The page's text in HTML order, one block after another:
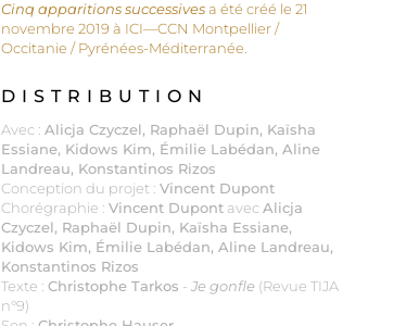
Cinq apparitions successives a été créé le 21
novembre 2019 à ICI—CCN Montpellier /
Occitanie / Pyrénées-Méditerranée.
DISTRIBUTION
Avec :Alicja Czyczel, Raphaël Dupin, Kaïsha
Essiane, Kidows Kim, Émilie Labédan, Aline
Landreau, Konstantinos Rizos
Conception du projet :Vincent Dupont
Chorégraphie :Vincent Dupont avecAlicja
Czyczel, Raphaël Dupin, Kaïsha Essiane,
Kidows Kim, Émilie Labédan, Aline Landreau,
Konstantinos Rizos
Texte :Christophe Tarkos -Je gonfle (Revue TIJA
n°9)